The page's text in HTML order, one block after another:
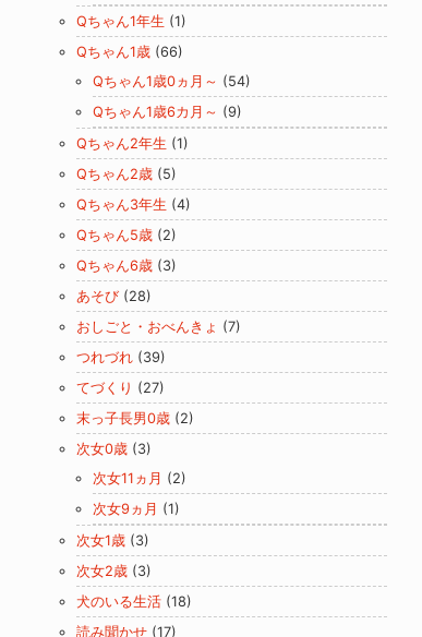
Qちゃん1年生 (1)
Qちゃん1歳 (66)
Qちゃん1歳0ヵ月～ (54)
Qちゃん1歳6カ月～ (9)
Qちゃん2年生 (1)
Qちゃん2歳 (5)
Qちゃん3年生 (4)
Qちゃん5歳 (2)
Qちゃん6歳 (3)
あそび (28)
おしごと・おべんきょ (7)
つれづれ (39)
てづくり (27)
末っ子長男0歳 (2)
次女0歳 (3)
次女11ヵ月 (2)
次女9ヵ月 (1)
次女1歳 (3)
次女2歳 (3)
犬のいる生活 (18)
読み聞かせ (17)